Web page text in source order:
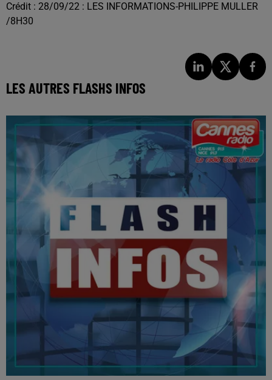
Crédit : 28/09/22 : LES INFORMATIONS-PHILIPPE MULLER
/8H30
LES AUTRES FLASHS INFOS